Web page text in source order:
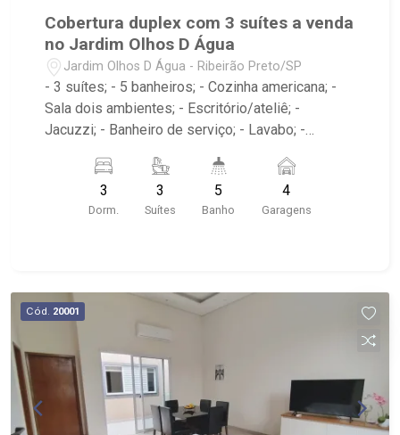
Cobertura duplex com 3 suítes a venda
no Jardim Olhos D Água
Jardim Olhos D Água - Ribeirão Preto/SP
- 3 suítes; - 5 banheiros; - Cozinha americana; -
Sala dois ambientes; - Escritório/ateliê; -
Jacuzzi; - Banheiro de serviço; - Lavabo; -
com elevador; - Condomínio com portaria 24h,
piscina, academia, salão de festas e playground;.
- Localizado na Avenida Professor João Fiusa,
3
Dorm.
3
Suítes
5
Banho
4
Garagens
Cód. 20001